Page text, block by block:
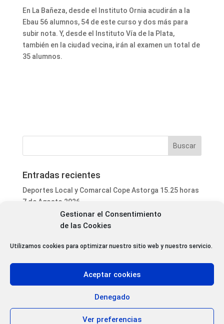
Gestionar el Consentimiento
de las Cookies
Utilizamos cookies para optimizar nuestro sitio web y nuestro servicio.
Aceptar cookies
Denegado
Ver preferencias
En La Bañeza, desde el Instituto Ornia acudirán a la
Ebau 56 alumnos, 54 de este curso y dos más para
subir nota. Y, desde el Instituto Vía de la Plata,
también en la ciudad vecina, irán al examen un total de
35 alumnos.
Entradas recientes
Deportes Local y Comarcal Cope Astorga 15.25 horas
7 de Agosto 2026
Informativo Mediodía Cope Astorga 14.20 horas 7 de
Agosto 2026
San Justo de la Vega acoge este fin de semana un
Programa Local Cope Astorga 7 de Agosto 2026
Abiertas las inscripciones para el XXVII Torneo de
Ajedrez de las Fiestas de Santa Marta